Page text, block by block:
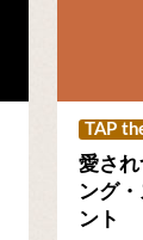
TAP
愛さ
ング
ント